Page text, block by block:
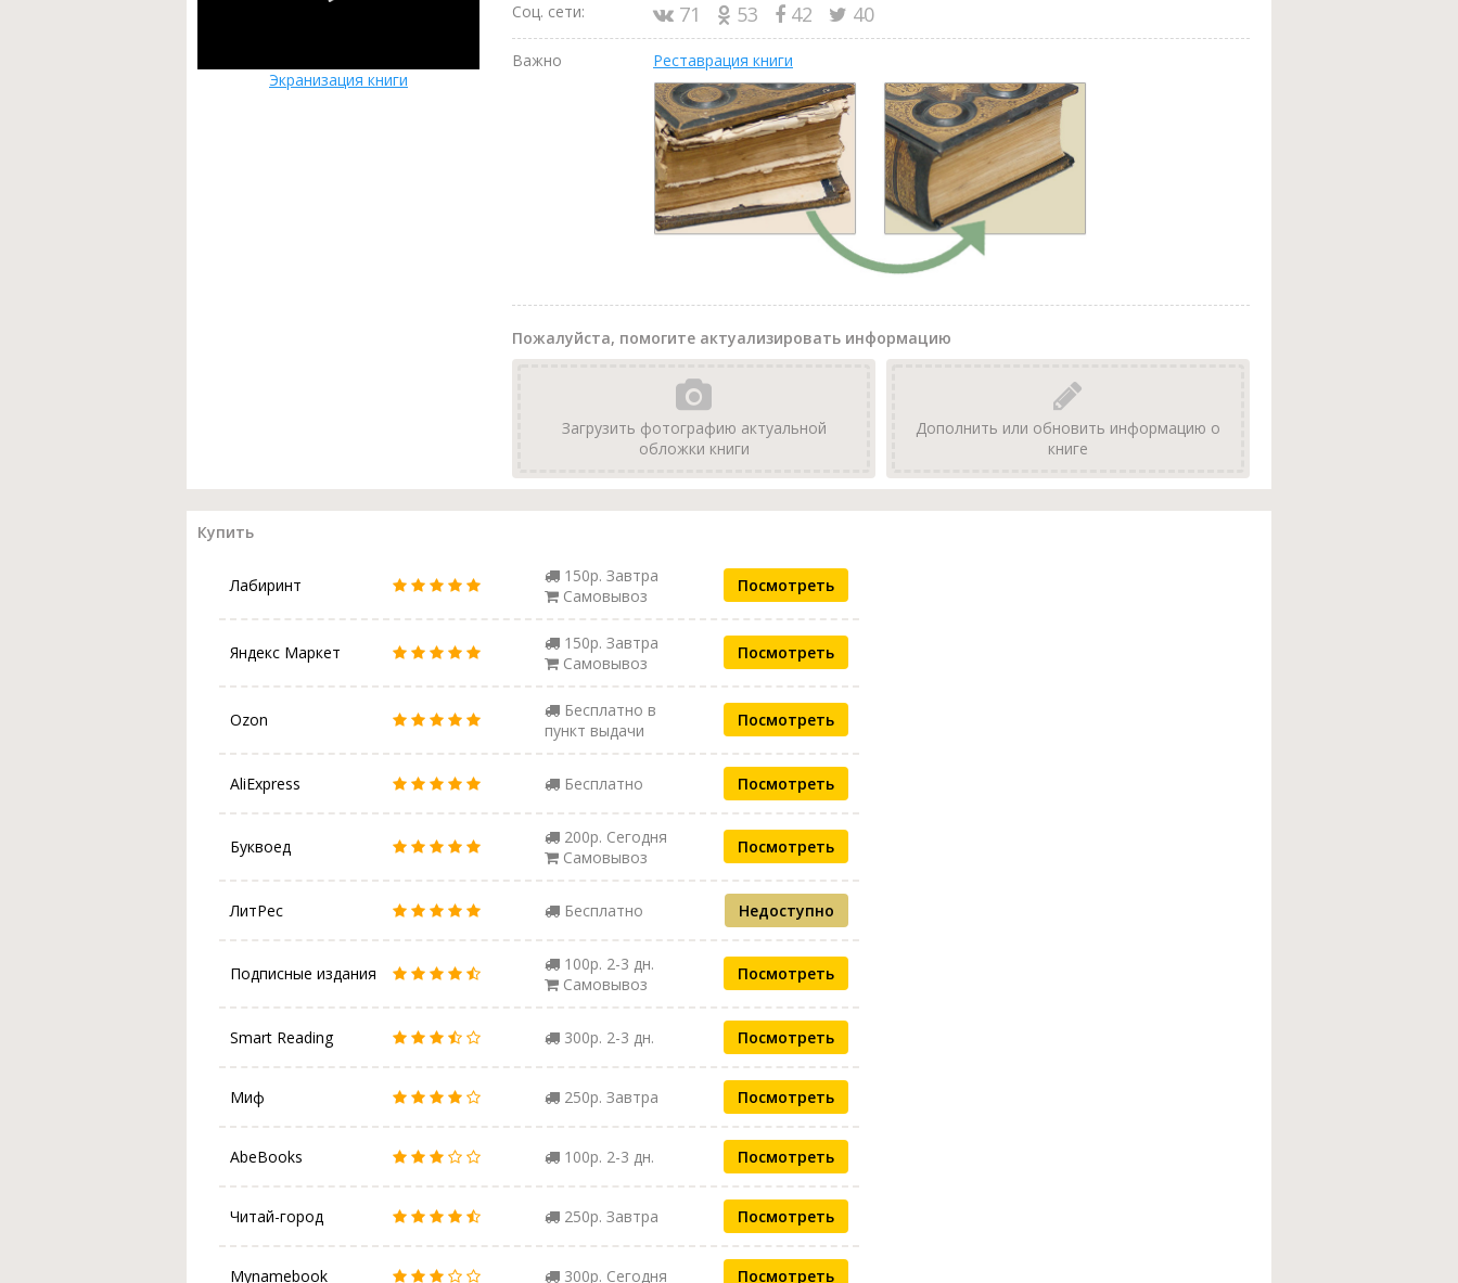
Экранизация книги
Соц. сети: 71 53 42 40
Важно Реставрация книги
Пожалуйста, помогите актуализировать информацию
Загрузить фотографию актуальной
обложки книги
Дополнить или обновить информацию о
книге
Купить
Лабиринт
150р. Завтра
Самовывоз
Посмотреть
Яндекс Маркет
150р. Завтра
Самовывоз
Посмотреть
Ozon
Бесплатно в
пункт выдачи
Посмотреть
AliExpress Бесплатно Посмотреть
Буквоед
200р. Сегодня
Самовывоз
Посмотреть
ЛитРес Бесплатно Недоступно
Подписные издания
100р. 2-3 дн.
Самовывоз
Посмотреть
Smart Reading 300р. 2-3 дн. Посмотреть
Миф 250р. Завтра Посмотреть
AbeBooks 100р. 2-3 дн. Посмотреть
Читай-город 250р. Завтра Посмотреть
Mynamebook 300р. Сегодня Посмотреть